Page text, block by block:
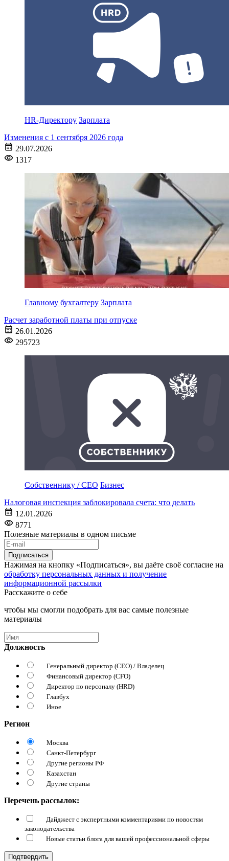
HR-Директору Зарплата
Изменения с 1 сентября 2026 года
29.07.2026
1317
Главному бухгалтеру Зарплата
Расчет заработной платы при отпуске
26.01.2026
295723
Собственнику / CEO Бизнес
Налоговая инспекция заблокировала счета: что делать
12.01.2026
8771
Полезные материалы в одном письме
Подписаться
Нажимая на кнопку «Подписаться», вы даёте своё согласие на
обработку персональных данных и получение
информационной рассылки
Расскажите о себе
чтобы мы смогли подобрать для вас самые полезные
материалы
Должность
Генеральный директор (CEO) / Владелец
Финансовый директор (CFO)
Директор по персоналу (HRD)
Главбух
Иное
Регион
Москва
Санкт-Петербург
Другие регионы РФ
Казахстан
Другие страны
Перечень рассылок:
Дайджест с экспертными комментариями по новостям
законодательства
Новые статьи блога для вашей профессиональной сферы
Подтвердить